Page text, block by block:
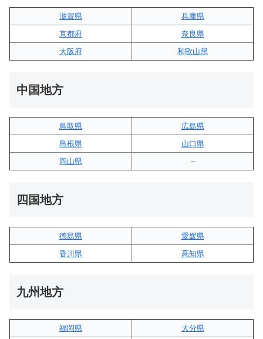
滋賀県
兵庫県
京都府
奈良県
大阪府
和歌山県
中国地方
鳥取県
広島県
島根県
山口県
岡山県
–
四国地方
徳島県
愛媛県
香川県
高知県
九州地方
福岡県 大分県